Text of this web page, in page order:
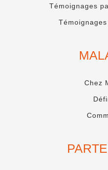
Témoignages
Chez